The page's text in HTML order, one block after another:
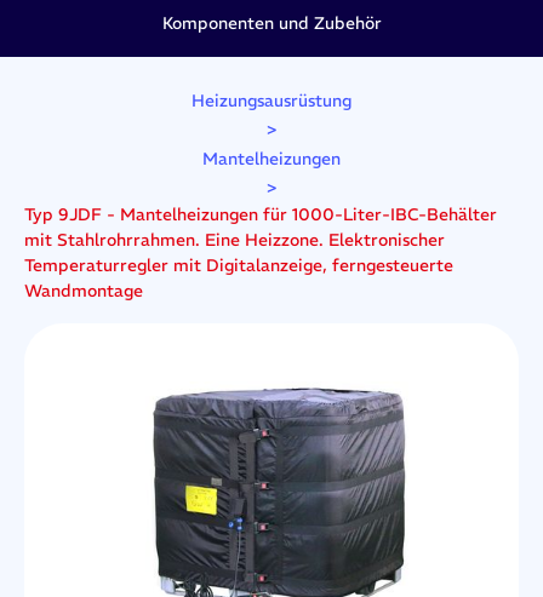
Komponenten und Zubehör
Heizungsausrüstung
>
Mantelheizungen
>
Typ 9JDF - Mantelheizungen für 1000-Liter-IBC-Behälter
mit Stahlrohrrahmen. Eine Heizzone. Elektronischer
Temperaturregler mit Digitalanzeige, ferngesteuerte
Wandmontage